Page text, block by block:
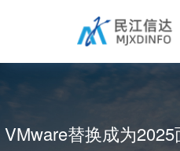
VMware替换成为